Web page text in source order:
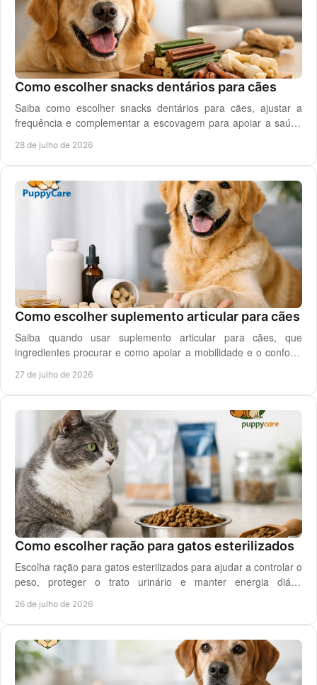
Como escolher snacks dentários para cães
Saiba como escolher snacks dentários para cães, ajustar a
frequência e complementar a escovagem para apoiar a saúde
28 de julho de 2026
Como escolher suplemento articular para cães
Saiba quando usar suplemento articular para cães, que
ingredientes procurar e como apoiar a mobilidade e o conforto
27 de julho de 2026
Como escolher ração para gatos esterilizados
Escolha ração para gatos esterilizados para ajudar a controlar o
peso, proteger o trato urinário e manter energia diária
26 de julho de 2026